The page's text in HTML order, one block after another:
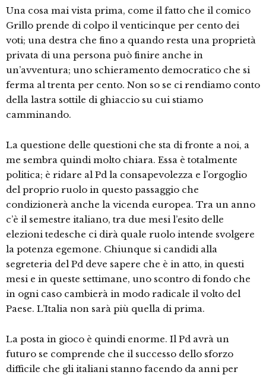
Una cosa mai vista prima, come il fatto che il comico
Grillo prende di colpo il venticinque per cento dei
voti; una destra che fino a quando resta una proprietà
privata di una persona può finire anche in
un’avventura; uno schieramento democratico che si
ferma al trenta per cento. Non so se ci rendiamo conto
della lastra sottile di ghiaccio su cui stiamo
camminando.
La questione delle questioni che sta di fronte a noi, a
me sembra quindi molto chiara. Essa è totalmente
politica; è ridare al Pd la consapevolezza e l’orgoglio
del proprio ruolo in questo passaggio che
condizionerà anche la vicenda europea. Tra un anno
c’è il semestre italiano, tra due mesi l’esito delle
elezioni tedesche ci dirà quale ruolo intende svolgere
la potenza egemone. Chiunque si candidi alla
segreteria del Pd deve sapere che è in atto, in questi
mesi e in queste settimane, uno scontro di fondo che
in ogni caso cambierà in modo radicale il volto del
Paese. L’Italia non sarà più quella di prima.
La posta in gioco è quindi enorme. Il Pd avrà un
futuro se comprende che il successo dello sforzo
difficile che gli italiani stanno facendo da anni per